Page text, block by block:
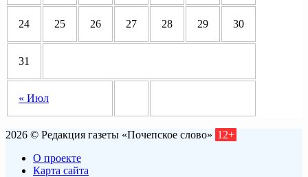
« Июл
24 25 26 27 28 29 30
31
2026 © Редакция газеты «Почепское слово» 12+
О проекте
Карта сайта